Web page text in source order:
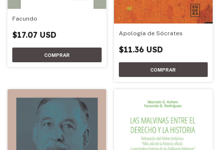
Facundo
$17.07 USD Apología de Sócrates
$11.36 USD